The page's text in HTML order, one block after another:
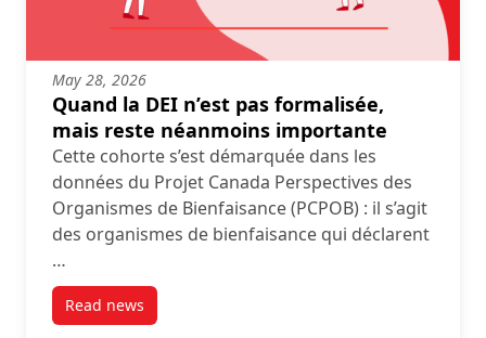
May 28, 2026
Quand la DEI n’est pas formalisée,
mais reste néanmoins importante
Cette cohorte s’est démarquée dans les
données du Projet Canada Perspectives des
Organismes de Bienfaisance (PCPOB) : il s’agit
des organismes de bienfaisance qui déclarent
…
Read newspost Quand la DEI n’est pas formalisée, mais reste